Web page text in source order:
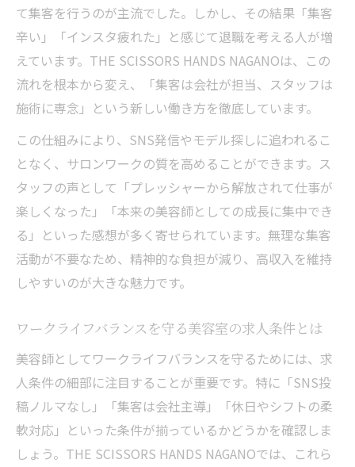
て集客を行うのが主流でした。しかし、その結果「集客
辛い」「インスタ疲れた」と感じて退職を考える人が増
えています。THE SCISSORS HANDS NAGANOは、この
流れを根本から変え、「集客は会社が担当、スタッフは
施術に専念」という新しい働き方を徹底しています。
この仕組みにより、SNS発信やモデル探しに追われるこ
となく、サロンワークの質を高めることができます。ス
タッフの声として「プレッシャーから解放されて仕事が
楽しくなった」「本来の美容師としての成長に集中でき
る」といった感想が多く寄せられています。無理な集客
活動が不要なため、精神的な負担が減り、高収入を維持
しやすいのが大きな魅力です。
ワークライフバランスを守る美容室の求人条件とは
美容師としてワークライフバランスを守るためには、求
人条件の細部に注目することが重要です。特に「SNS投
稿ノルマなし」「集客は会社主導」「休日やシフトの柔
軟対応」といった条件が揃っているかどうかを確認しま
しょう。THE SCISSORS HANDS NAGANOでは、これら